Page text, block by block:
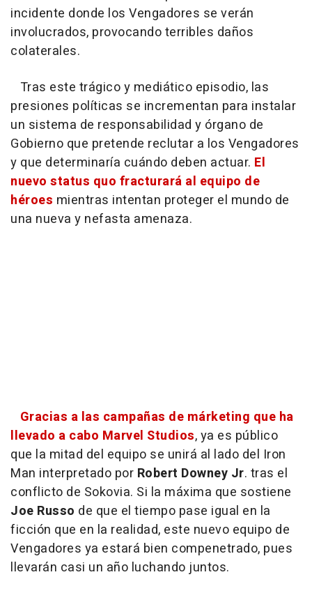
incidente donde los Vengadores se verán
involucrados, provocando terribles daños
colaterales.
Tras este trágico y mediático episodio, las
presiones políticas se incrementan para instalar
un sistema de responsabilidad y órgano de
Gobierno que pretende reclutar a los Vengadores
y que determinaría cuándo deben actuar. El
nuevo status quo fracturará al equipo de
héroes mientras intentan proteger el mundo de
una nueva y nefasta amenaza.
Gracias a las campañas de márketing que ha
llevado a cabo Marvel Studios, ya es público
que la mitad del equipo se unirá al lado del Iron
Man interpretado por Robert Downey Jr. tras el
conflicto de Sokovia. Si la máxima que sostiene
Joe Russo de que el tiempo pase igual en la
ficción que en la realidad, este nuevo equipo de
Vengadores ya estará bien compenetrado, pues
llevarán casi un año luchando juntos.